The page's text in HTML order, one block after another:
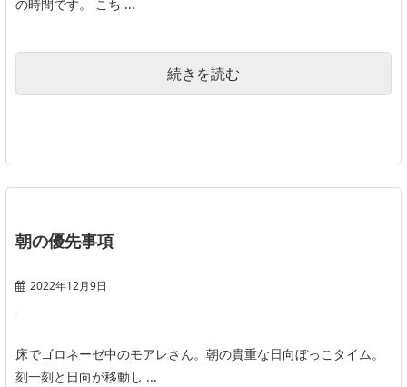
の時間です。 こち ...
続きを読む
朝の優先事項
2022年12月9日
床でゴロネーゼ中のモアレさん。朝の貴重な日向ぼっこタイム。
刻一刻と日向が移動し ...